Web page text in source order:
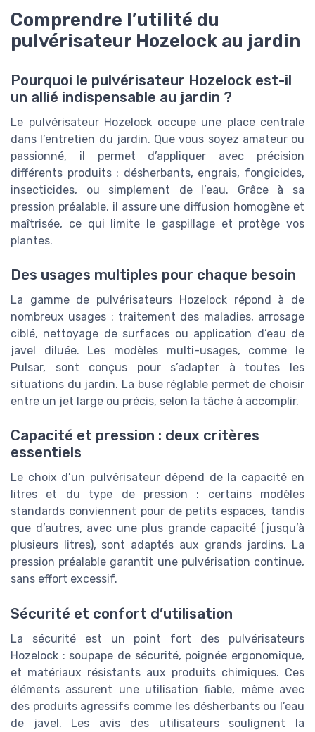
Comprendre l’utilité du
pulvérisateur Hozelock au jardin
Pourquoi le pulvérisateur Hozelock est-il
un allié indispensable au jardin ?
Le pulvérisateur Hozelock occupe une place centrale
dans l’entretien du jardin. Que vous soyez amateur ou
passionné, il permet d’appliquer avec précision
différents produits : désherbants, engrais, fongicides,
insecticides, ou simplement de l’eau. Grâce à sa
pression préalable, il assure une diffusion homogène et
maîtrisée, ce qui limite le gaspillage et protège vos
plantes.
Des usages multiples pour chaque besoin
La gamme de pulvérisateurs Hozelock répond à de
nombreux usages : traitement des maladies, arrosage
ciblé, nettoyage de surfaces ou application d’eau de
javel diluée. Les modèles multi-usages, comme le
Pulsar, sont conçus pour s’adapter à toutes les
situations du jardin. La buse réglable permet de choisir
entre un jet large ou précis, selon la tâche à accomplir.
Capacité et pression : deux critères
essentiels
Le choix d’un pulvérisateur dépend de la capacité en
litres et du type de pression : certains modèles
standards conviennent pour de petits espaces, tandis
que d’autres, avec une plus grande capacité (jusqu’à
plusieurs litres), sont adaptés aux grands jardins. La
pression préalable garantit une pulvérisation continue,
sans effort excessif.
Sécurité et confort d’utilisation
La sécurité est un point fort des pulvérisateurs
Hozelock : soupape de sécurité, poignée ergonomique,
et matériaux résistants aux produits chimiques. Ces
éléments assurent une utilisation fiable, même avec
des produits agressifs comme les désherbants ou l’eau
de javel. Les avis des utilisateurs soulignent la